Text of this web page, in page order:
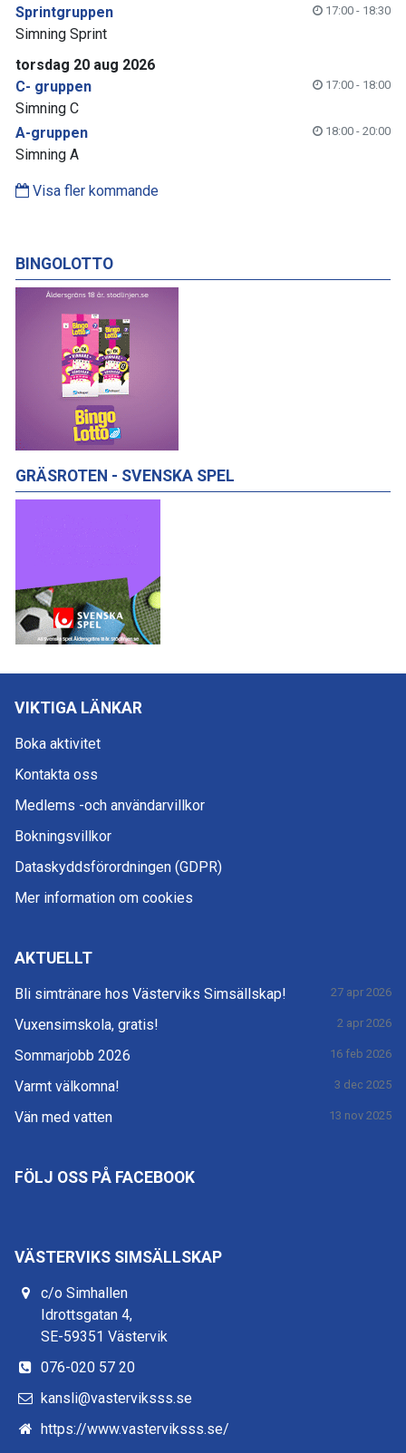
Sprintgruppen
17:00 - 18:30
Simning Sprint
torsdag 20 aug 2026
C- gruppen
17:00 - 18:00
Simning C
A-gruppen
18:00 - 20:00
Simning A
Visa fler kommande
BINGOLOTTO
GRÄSROTEN - SVENSKA SPEL
VIKTIGA LÄNKAR
Boka aktivitet
Kontakta oss
Medlems -och användarvillkor
Bokningsvillkor
Dataskyddsförordningen (GDPR)
Mer information om cookies
AKTUELLT
Bli simtränare hos Västerviks Simsällskap! 27 apr 2026
Vuxensimskola, gratis! 2 apr 2026
Sommarjobb 2026 16 feb 2026
Varmt välkomna! 3 dec 2025
Vän med vatten 13 nov 2025
FÖLJ OSS PÅ FACEBOOK
VÄSTERVIKS SIMSÄLLSKAP
c/o Simhallen
Idrottsgatan 4,
SE-59351 Västervik
076-020 57 20
kansli@vasterviksss.se
https://www.vasterviksss.se/